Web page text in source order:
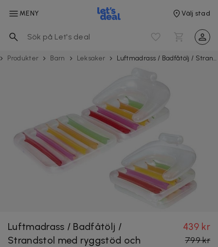
MENY Välj stad
Produkter Barn Leksaker Luftmadrass / Badfåtölj / Strandstol med ryggstöd och armstöd
Luftmadrass / Badfåtölj /
Strandstol med ryggstöd och
439 kr
799 kr